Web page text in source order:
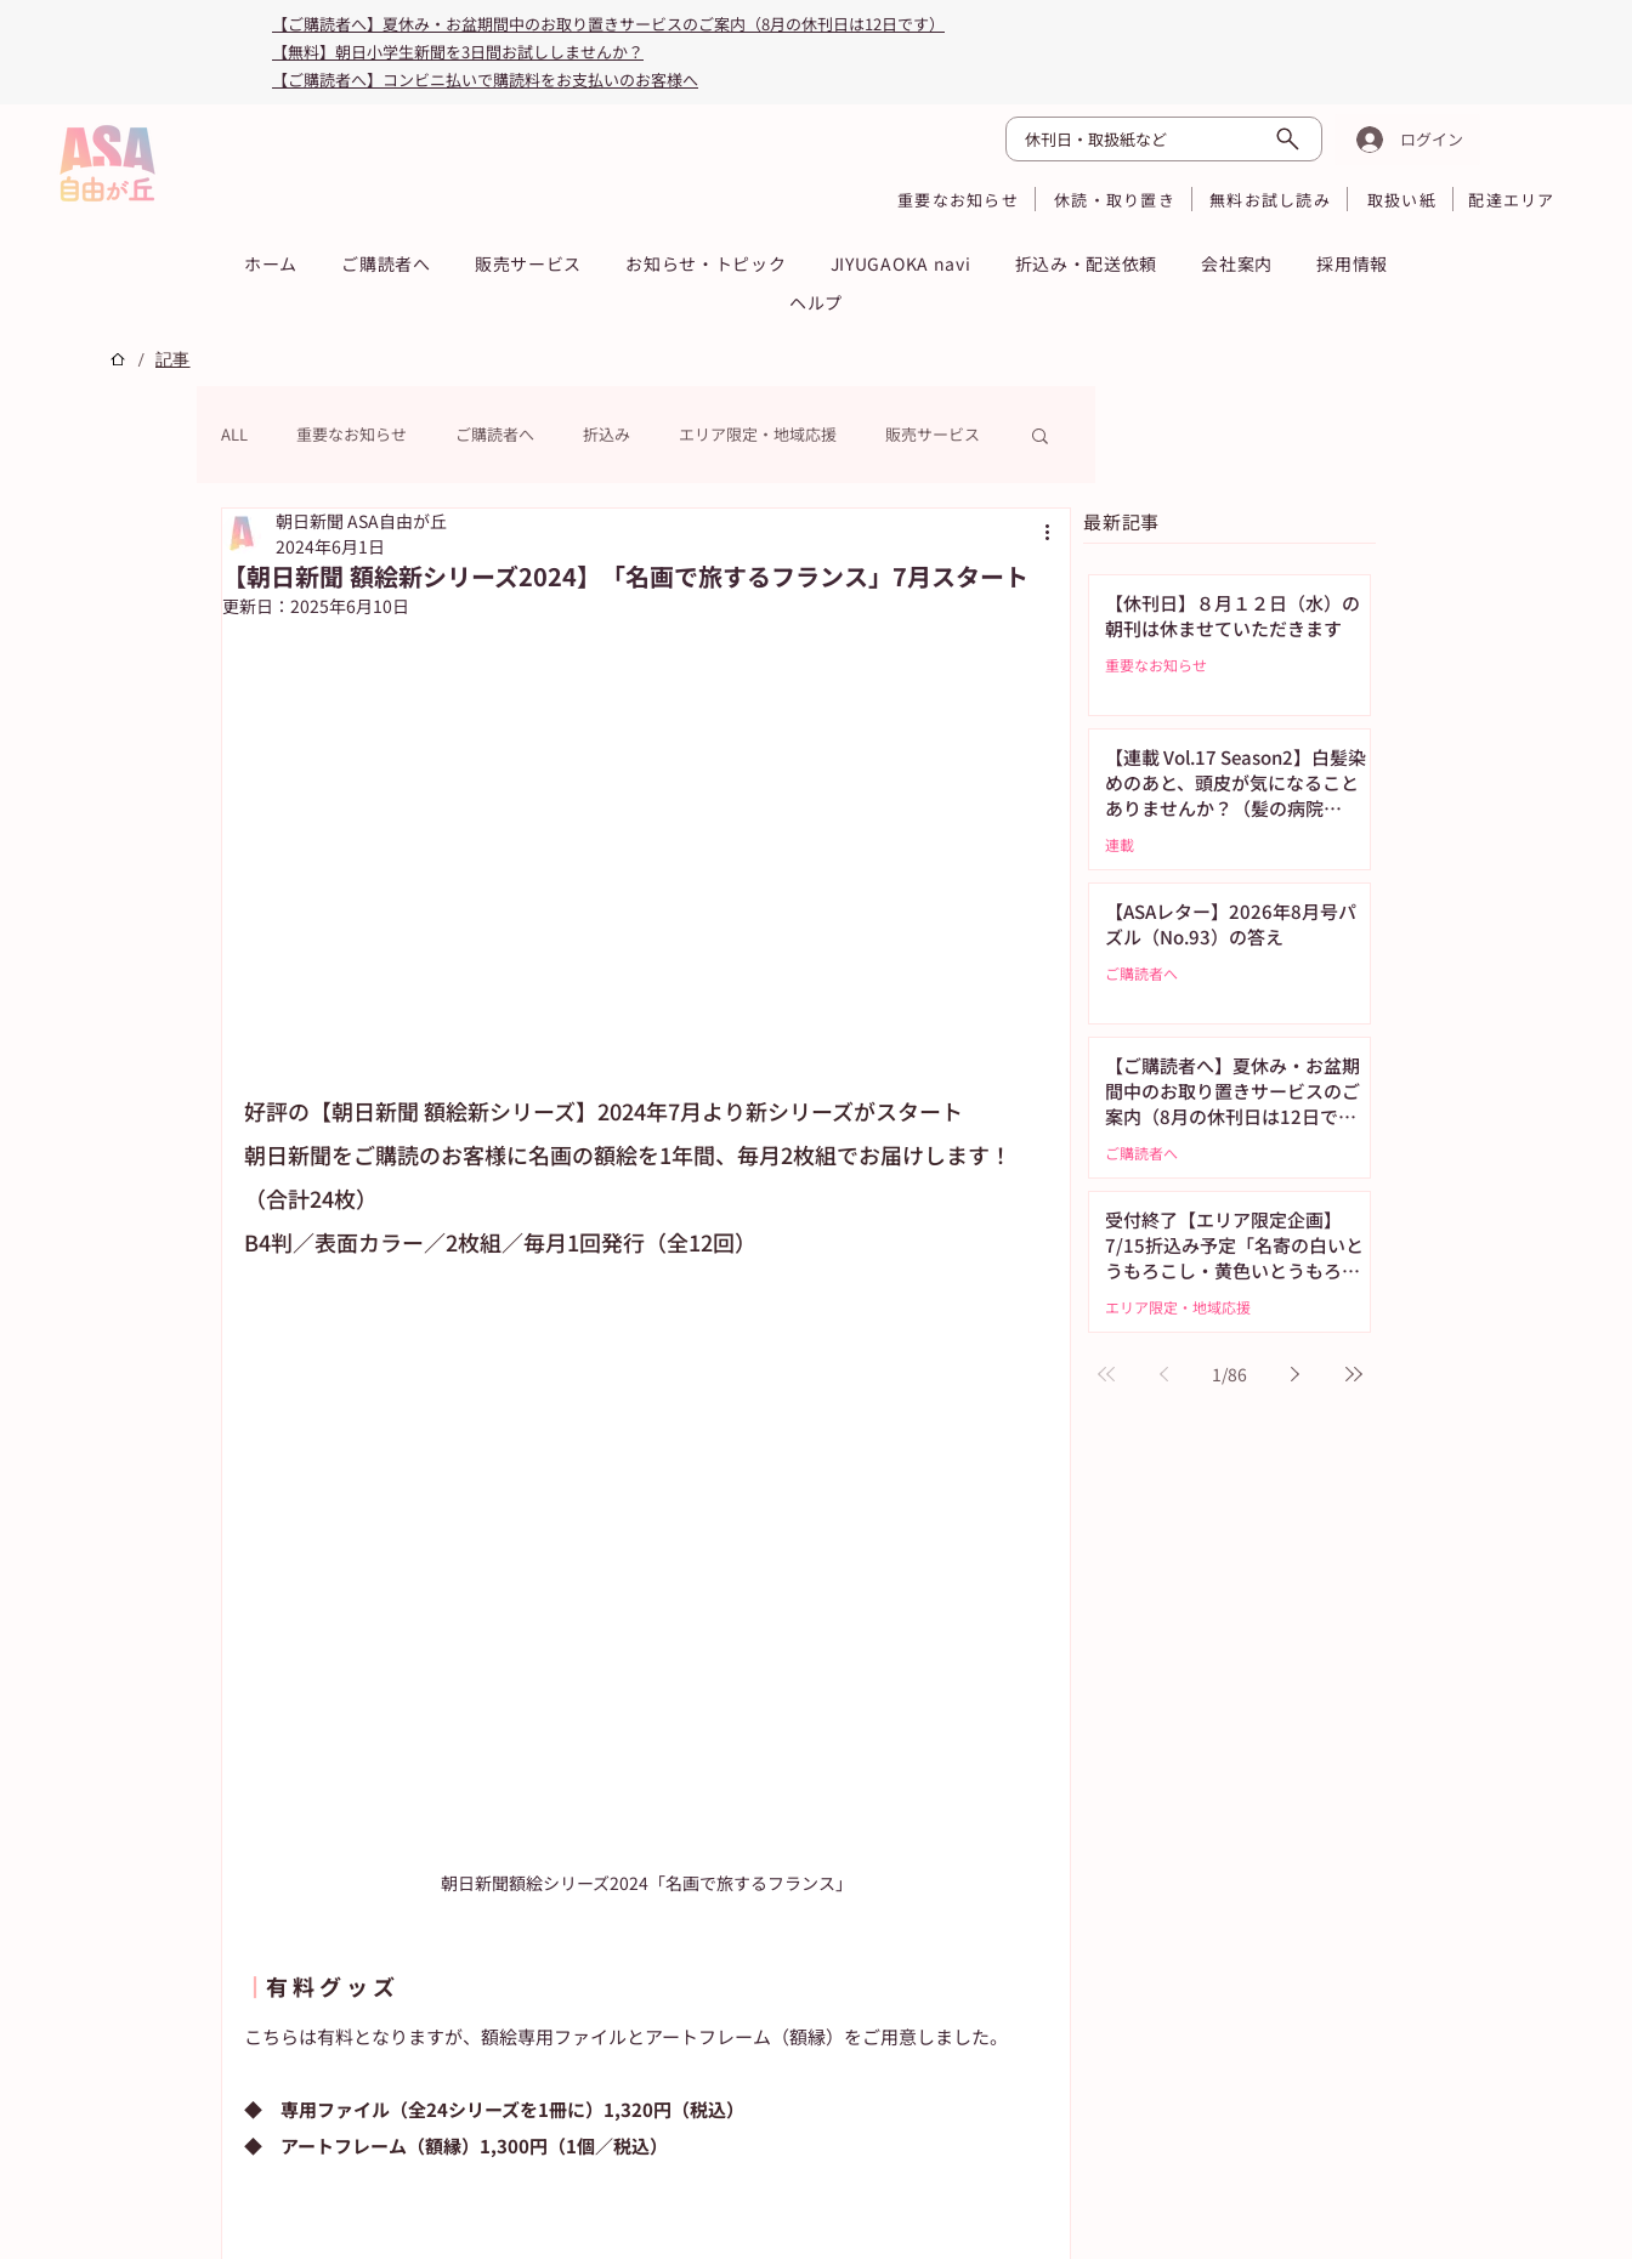
【ご購読者へ】夏休み・お盆期間中のお取り置きサービスのご案内（8月の休刊日は12日です）
【無料】朝日小学生新聞を3日間お試ししませんか？
【ご購読者へ】コンビニ払いで購読料をお支払いのお客様へ
休刊日・取扱紙など ログイン
重要なお知らせ 休読・取り置き 無料お試し読み 取扱い紙 配達エリア
ホーム ご購読者へ 販売サービス お知らせ・トピック JIYUGAOKA navi 折込み・配送依頼 会社案内
採用情報
ヘルプ
/ 記事
ALL 重要なお知らせ ご購読者へ 折込み エリア限定・地域応援 販売サービス
連載 教育・受験
【朝日新聞 額絵新シリーズ2024】「名画で旅するフランス」7月スタート
朝日新聞 ASA自由が丘
2024年6月1日
更新日： 2025年6月10日
好評の【朝日新聞 額絵新シリーズ】2024年7月より新シリーズがスタート
朝日新聞をご購読のお客様に名画の額絵を1年間、毎月2枚組でお届けします！
（合計24枚）
B4判／表面カラー／2枚組／毎月1回発行（全12回）
朝日新聞額絵シリーズ2024「名画で旅するフランス」
┃ 有 料 グ ッ ズ
こちらは有料となりますが、額絵専用ファイルとアートフレーム（額縁）をご用意しました。
◆　専用ファイル（全24シリーズを1冊に）1,320円（税込）
◆　アートフレーム（額縁）1,300円（1個／税込）
最新記事
【休刊日】８月１２日（水）の
朝刊は休ませていただきます
重要なお知らせ
【連載 Vol.17 Season2】白髪染
めのあと、頭皮が気になること
ありませんか？（髪の病院
TOKYO）
連載
【ASAレター】2026年8月号パ
ズル（No.93）の答え
ご購読者へ
【ご購読者へ】夏休み・お盆期
間中のお取り置きサービスのご
案内（8月の休刊日は12日で
す）
ご購読者へ
受付終了【エリア限定企画】
7/15折込み予定「名寄の白いと
うもろこし・黄色いとうもろこ
し恵味（めぐみ）」
エリア限定・地域応援
1/86